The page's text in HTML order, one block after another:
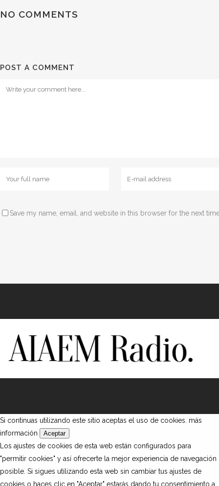
NO COMMENTS
POST A COMMENT
Save my name, email, and website in this browser for the next
Si continuas utilizando este sitio aceptas el uso de cookies. más
información
Aceptar
Los ajustes de cookies de esta web están configurados para
"permitir cookies" y así ofrecerte la mejor experiencia de navegación
posible. Si sigues utilizando esta web sin cambiar tus ajustes de
cookies o haces clic en "Aceptar" estarás dando tu consentimiento a